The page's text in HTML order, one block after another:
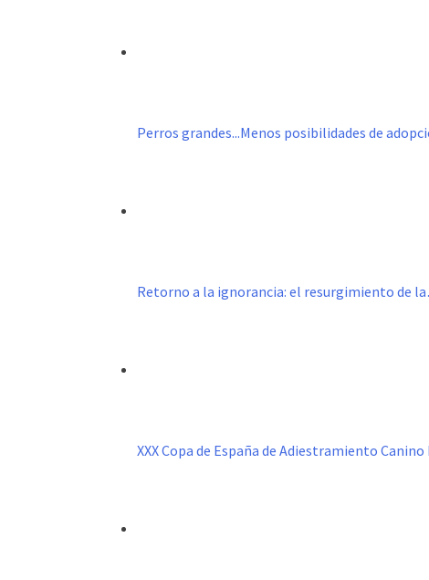
Perros grandes...Menos posibilidades de
Retorno a la ignorancia: el resurgimiento de
XXX Copa de España de Adiestramiento Canino